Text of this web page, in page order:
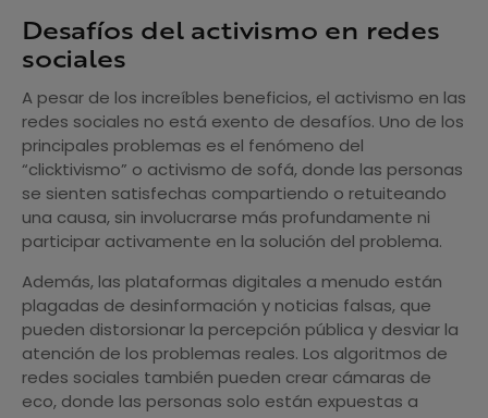
Desafíos del activismo en redes
sociales
A pesar de los increíbles beneficios, el activismo en las
redes sociales no está exento de desafíos. Uno de los
principales problemas es el fenómeno del
“clicktivismo” o activismo de sofá, donde las personas
se sienten satisfechas compartiendo o retuiteando
una causa, sin involucrarse más profundamente ni
participar activamente en la solución del problema.
Además, las plataformas digitales a menudo están
plagadas de desinformación y noticias falsas, que
pueden distorsionar la percepción pública y desviar la
atención de los problemas reales. Los algoritmos de
redes sociales también pueden crear cámaras de
eco, donde las personas solo están expuestas a